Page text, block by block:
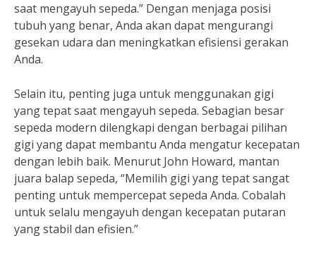
saat mengayuh sepeda.” Dengan menjaga posisi
tubuh yang benar, Anda akan dapat mengurangi
gesekan udara dan meningkatkan efisiensi gerakan
Anda.
Selain itu, penting juga untuk menggunakan gigi
yang tepat saat mengayuh sepeda. Sebagian besar
sepeda modern dilengkapi dengan berbagai pilihan
gigi yang dapat membantu Anda mengatur kecepatan
dengan lebih baik. Menurut John Howard, mantan
juara balap sepeda, “Memilih gigi yang tepat sangat
penting untuk mempercepat sepeda Anda. Cobalah
untuk selalu mengayuh dengan kecepatan putaran
yang stabil dan efisien.”